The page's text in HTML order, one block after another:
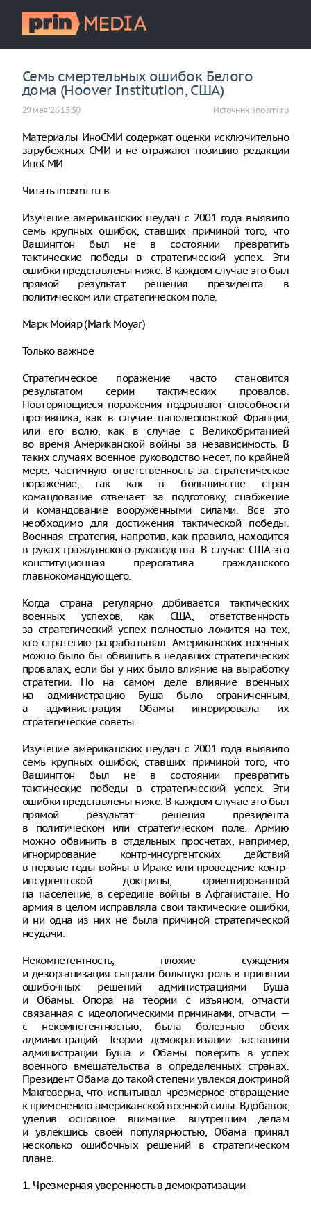
Семь смертельных ошибок Белого
дома (Hoover Institution, США)
29 мая ‘26 15:50 Источник:inosmi.ru
Материалы ИноСМИ содержат оценки исключительно
зарубежных СМИ и не отражают позицию редакции
ИноСМИ
Читать inosmi.ru в
Изучение американских неудач с 2001 года выявило
семь крупных ошибок, ставших причиной того, что
Вашингтон был не в состоянии превратить
тактические победы в стратегический успех. Эти
ошибки представлены ниже. В каждом случае это был
прямой результат решения президента в
политическом или стратегическом поле.
Марк Мойяр (Mark Moyar)
Только важное
Cтратегическое поражение часто становится
результатом серии тактических провалов.
Повторяющиеся поражения подрывают способности
противника, как в случае наполеоновской Франции,
или его волю, как в случае с Великобританией
во время Американской войны за независимость. В
таких случаях военное руководство несет, по крайней
мере, частичную ответственность за стратегическое
поражение, так как в большинстве стран
командование отвечает за подготовку, снабжение
и командование вооруженными силами. Все это
необходимо для достижения тактической победы.
Военная стратегия, напротив, как правило, находится
в руках гражданского руководства. В случае США это
конституционная прерогатива гражданского
главнокомандующего.
Когда страна регулярно добивается тактических
военных успехов, как США, ответственность
за стратегический успех полностью ложится на тех,
кто стратегию разрабатывал. Американских военных
можно было бы обвинить в недавних стратегических
провалах, если бы у них было влияние на выработку
стратегии. Но на самом деле влияние военных
на администрацию Буша было ограниченным,
а администрация Обамы игнорировала их
стратегические советы.
Изучение американских неудач с 2001 года выявило
семь крупных ошибок, ставших причиной того, что
Вашингтон был не в состоянии превратить
тактические победы в стратегический успех. Эти
ошибки представлены ниже. В каждом случае это был
прямой результат решения президента
в политическом или стратегическом поле. Армию
можно обвинить в отдельных просчетах, например,
игнорирование контр-инсургентских действий
в первые годы войны в Ираке или проведение контр-
инсургентской доктрины, ориентированной
на население, в середине войны в Афганистане. Но
армия в целом исправляла свои тактические ошибки,
и ни одна из них не была причиной стратегической
неудачи.
Некомпетентность, плохие суждения
и дезорганизация сыграли большую роль в принятии
ошибочных решений администрациями Буша
и Обамы. Опора на теории с изъяном, отчасти
связанная с идеологическими причинами, отчасти —
с некомпетентностью, была болезнью обеих
администраций. Теории демократизации заставили
администрации Буша и Обамы поверить в успех
военного вмешательства в определенных странах.
Президент Обама до такой степени увлекся доктриной
Макговерна, что испытывал чрезмерное отвращение
к применению американской военной силы. Вдобавок,
уделив основное внимание внутренним делам
и увлекшись своей популярностью, Обама принял
несколько ошибочных решений в стратегическом
плане.
1. Чрезмерная уверенность в демократизации